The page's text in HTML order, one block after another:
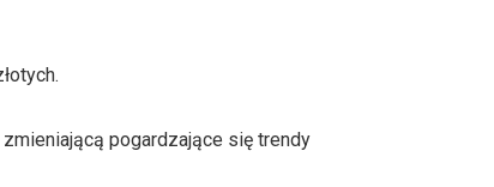
głośność.
pogardzające się trendy